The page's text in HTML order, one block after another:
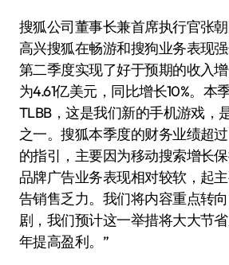
搜狐公司董事长兼首席执行官张
高兴搜狐在畅游和搜狗业务表现
第二季度实现了好于预期的收入
为4.61亿美元，同比增长10%。本
TLBB，这是我们新的手机游戏，
之一。搜狐本季度的财务业绩超
的指引，主要因为移动搜索增长
品牌广告业务表现相对较软，起
告销售乏力。我们将内容重点转
剧，我们预计这一举措将大大节
年提高盈利。”